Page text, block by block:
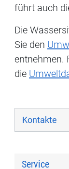
führt auch
Die
Sie den
entnehmen.
die
Kontakte
Service